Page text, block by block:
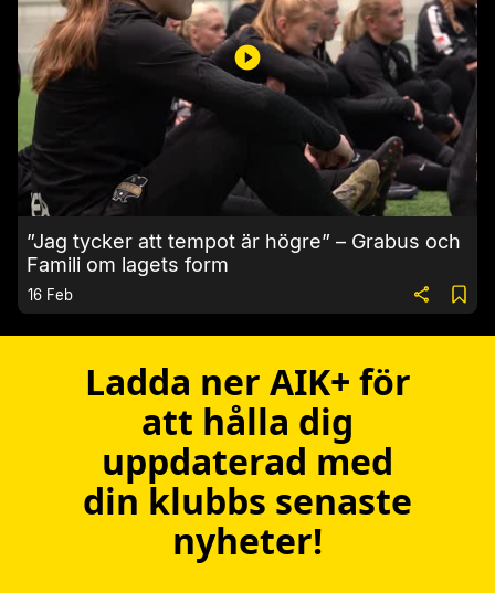
”Jag tycker att tempot är högre” – Grabus och
Famili om lagets form
16 Feb
Ladda ner AIK+ för
att hålla dig
uppdaterad med
din klubbs senaste
nyheter!